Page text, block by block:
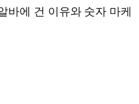
바에 건 이유와 숫자 마케